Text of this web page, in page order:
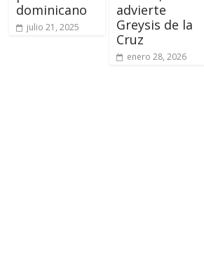
dominicano
julio 21, 2025
advierte
Greysis de la
Cruz
enero 28, 2026